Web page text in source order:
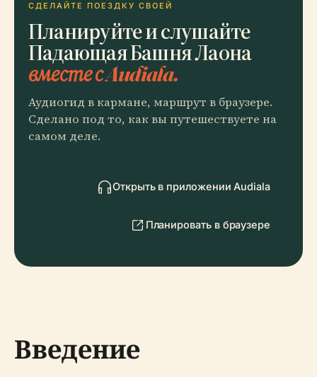
СДЕЛАЙТЕ ПОЕЗДКУ СВОЕЙ
Планируйте и слушайте
Падающая Башня Лаона
вместе с Audiala.
Аудиогид в кармане, маршрут в браузере.
Сделано под то, как вы путешествуете на
самом деле.
Открыть в приложении Audiala
Планировать в браузере
Введение